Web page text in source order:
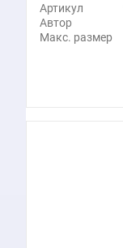
Артикул
Автор
Макс. размер